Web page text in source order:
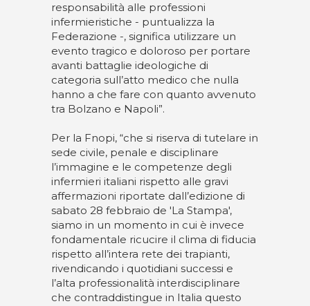
responsabilità alle professioni
infermieristiche - puntualizza la
Federazione -, significa utilizzare un
evento tragico e doloroso per portare
avanti battaglie ideologiche di
categoria sull’atto medico che nulla
hanno a che fare con quanto avvenuto
tra Bolzano e Napoli”.
Per la Fnopi, “che si riserva di tutelare in
sede civile, penale e disciplinare
l’immagine e le competenze degli
infermieri italiani rispetto alle gravi
affermazioni riportate dall’edizione di
sabato 28 febbraio de 'La Stampa',
siamo in un momento in cui è invece
fondamentale ricucire il clima di fiducia
rispetto all’intera rete dei trapianti,
rivendicando i quotidiani successi e
l’alta professionalità interdisciplinare
che contraddistingue in Italia questo